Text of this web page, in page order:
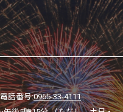
話番号:0965-33-4111